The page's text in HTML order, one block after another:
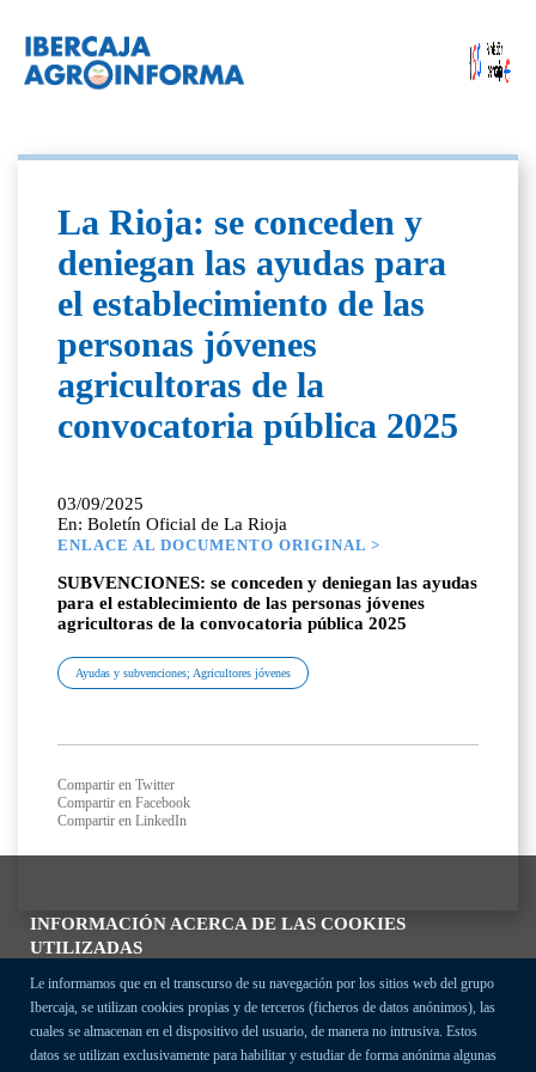
INFORMACIÓN ACERCA DE LAS COOKIES
UTILIZADAS
Le informamos que en el transcurso de su navegación por los sitios web del grupo
Ibercaja, se utilizan cookies propias y de terceros (ficheros de datos anónimos), las
cuales se almacenan en el dispositivo del usuario, de manera no intrusiva. Estos
datos se utilizan exclusivamente para habilitar y estudiar de forma anónima algunas
La Rioja: se conceden y
deniegan las ayudas para
el establecimiento de las
personas jóvenes
agricultoras de la
convocatoria pública 2025
03/09/2025
En: Boletín Oficial de La Rioja
ENLACE AL DOCUMENTO ORIGINAL >
SUBVENCIONES: se conceden y deniegan las ayudas
para el establecimiento de las personas jóvenes
agricultoras de la convocatoria pública 2025
Ayudas y subvenciones; Agricultores jóvenes
Compartir en Twitter
Compartir en Facebook
Compartir en LinkedIn